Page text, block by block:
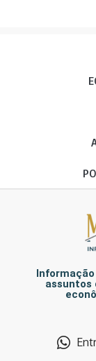
assuntos